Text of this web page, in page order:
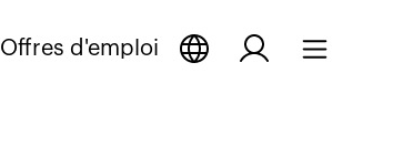
Offres d'emploi